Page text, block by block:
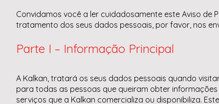
Convidamos você a ler cuidadosamente este Aviso
tratamento dos seus dados pessoais, por favor, nos
Parte I – Informação Principal
A Kalkan, tratará os seus dados pessoais quando
para todas as pessoas que queiram obter
serviços que a Kalkan comercializa ou disponibiliza.